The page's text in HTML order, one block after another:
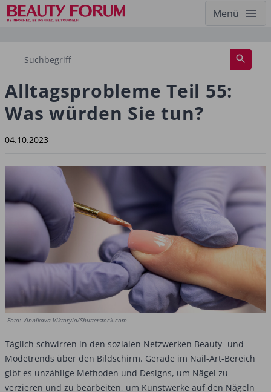
Menü
Alltagsprobleme Teil 55:
Was würden Sie tun?
04.10.2023
Foto: Vinnikava Viktoryia/Shutterstock.com
Täglich schwirren in den sozialen Netzwerken Beauty- und
Modetrends über den Bildschirm. Gerade im Nail-Art-Bereich
gibt es unzählige Methoden und Designs, um Nägel zu
verzieren und zu bearbeiten, um Kunstwerke auf den Nägeln